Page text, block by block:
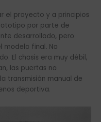
el proyecto y a principios
por parte de
desarrollado, pero
modelo final. No
El chasis era muy débil,
las puertas no
transmisión manual de
deportiva.